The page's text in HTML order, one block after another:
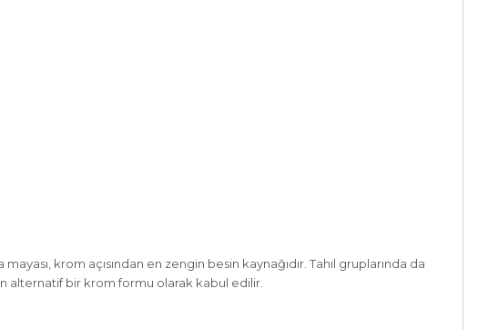
krom açısından en zengin besin kaynağıdır. Tahıl gruplarında da
alternatif bir krom formu olarak kabul edilir.